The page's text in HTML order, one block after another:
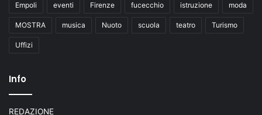
Empoli eventi Firenze fucecchio istruzione moda
MOSTRA musica Nuoto scuola teatro Turismo
Uffizi
Info
REDAZIONE